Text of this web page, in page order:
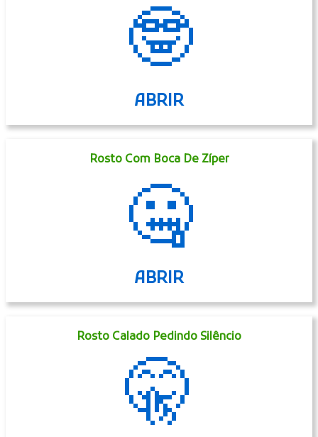
🤓
ABRIR
Rosto Com Boca De Zíper
🤐
ABRIR
Rosto Calado Pedindo Silêncio
🤫